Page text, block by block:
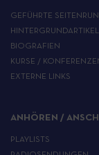
GEFÜHRTE
HINTERGRUNDARTIKEL
BIOGRAFIEN
KURSE /
EXTERNE LINKS
ANHÖREN /
PLAYLISTS